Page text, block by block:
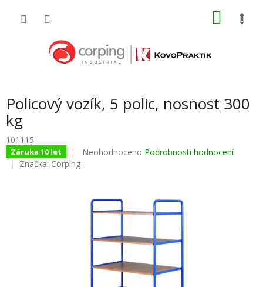
Policový vozík, 5 polic, nosnost 300
kg
101115
Záruka 10 let
Průměrné
0,0
Neohodnoceno Podrobnosti hodnocení
Značka: Corping